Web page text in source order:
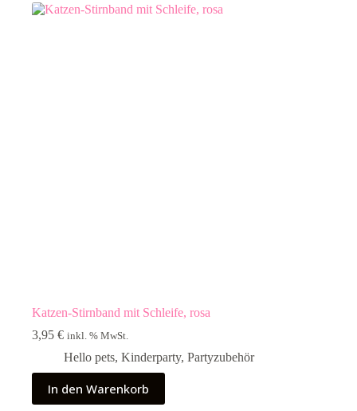
Katzen-Stirnband mit Schleife, rosa
3,95 € inkl. % MwSt.
Hello pets, Kinderparty, Partyzubehör
In den Warenkorb